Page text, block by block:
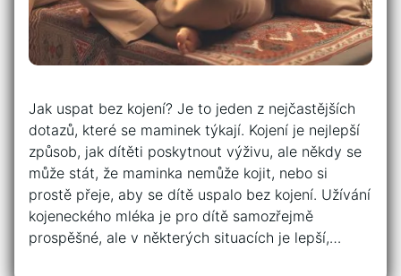
Jak uspat bez kojení? Je to jeden z nejčastějších
dotazů, které se maminek týkají. Kojení je nejlepší
způsob, jak dítěti poskytnout výživu, ale někdy se
může stát, že maminka nemůže kojit, nebo si
prostě přeje, aby se dítě uspalo bez kojení. Užívání
kojeneckého mléka je pro dítě samozřejmě
prospěšné, ale v některých situacích je lepší,…